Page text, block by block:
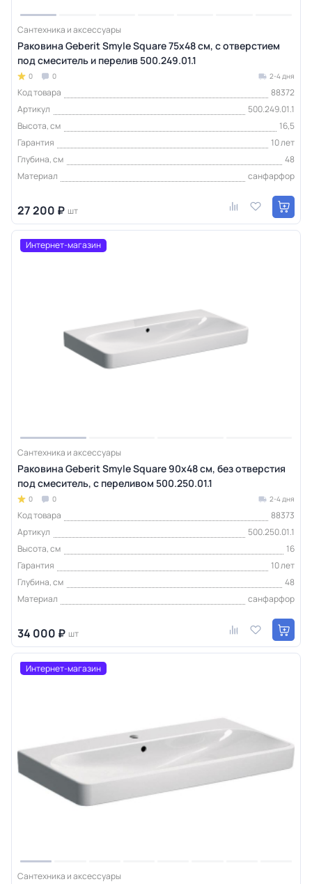
Сантехника и аксессуары
Раковина Geberit Smyle Square 75х48 см, с отверстием
под смеситель и перелив 500.249.01.1
0 0 2-4 дня
Код товара
88372
Артикул
500.249.01.1
Высота, см
16,5
Гарантия
10 лет
Глубина, см
48
Материал
санфарфор
27 200 ₽ шт
Интернет-магазин
Сантехника и аксессуары
Раковина Geberit Smyle Square 90х48 см, без отверстия
под смеситель, с переливом 500.250.01.1
0 0 2-4 дня
Код товара
88373
Артикул
500.250.01.1
Высота, см
16
Гарантия
10 лет
Глубина, см
48
Материал
санфарфор
34 000 ₽ шт
Интернет-магазин
Сантехника и аксессуары